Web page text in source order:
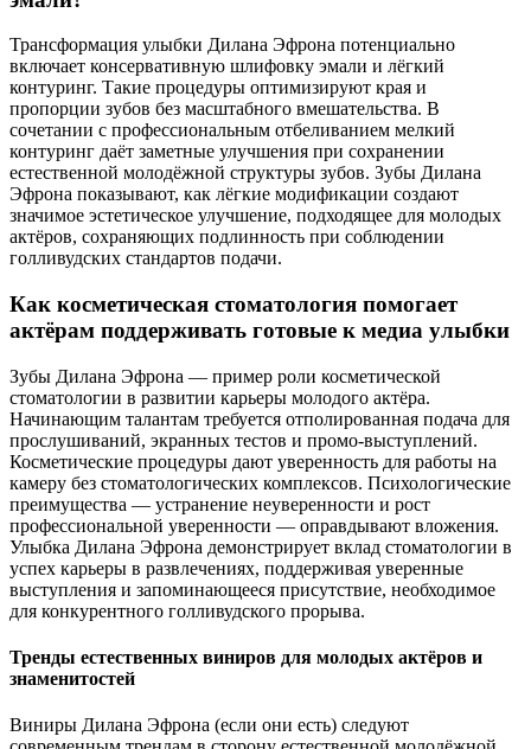
Трансформация улыбки Дилана Эфрона потенциально
включает консервативную шлифовку эмали и лёгкий
контуринг. Такие процедуры оптимизируют края и
пропорции зубов без масштабного вмешательства. В
сочетании с профессиональным отбеливанием мелкий
контуринг даёт заметные улучшения при сохранении
естественной молодёжной структуры зубов. Зубы Дилана
Эфрона показывают, как лёгкие модификации создают
значимое эстетическое улучшение, подходящее для молодых
актёров, сохраняющих подлинность при соблюдении
голливудских стандартов подачи.
Как косметическая стоматология помогает
актёрам поддерживать готовые к медиа улыбки
Зубы Дилана Эфрона — пример роли косметической
стоматологии в развитии карьеры молодого актёра.
Начинающим талантам требуется отполированная подача для
прослушиваний, экранных тестов и промо-выступлений.
Косметические процедуры дают уверенность для работы на
камеру без стоматологических комплексов. Психологические
преимущества — устранение неуверенности и рост
профессиональной уверенности — оправдывают вложения.
Улыбка Дилана Эфрона демонстрирует вклад стоматологии в
успех карьеры в развлечениях, поддерживая уверенные
выступления и запоминающееся присутствие, необходимое
для конкурентного голливудского прорыва.
Тренды естественных виниров для молодых актёров и
знаменитостей
Виниры Дилана Эфрона (если они есть) следуют